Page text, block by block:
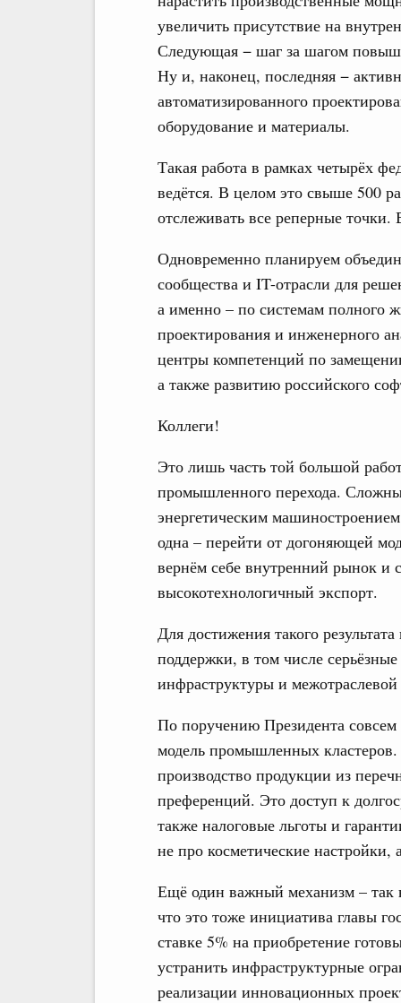
увеличить присутствие на
Следующая − шаг за шагом
Ну и, наконец, последняя −
автоматизирован­ного
оборудование и материалы.
Такая работа в рамках четырёх
ведётся. В целом это свыше 500
отслеживать все реперные
Одновременно планируем
сообщества и IT-отрасли для
а именно – по системам полного
проектирования и инженерного
центры компетенций по
а также развитию российского
Коллеги!
Это лишь часть той большой
промышленного перехода.
энергетическим
одна – перейти от догоняющей
вернём себе внутренний рынок и
высокотехнологичный экспорт.
Для достижения такого
поддержки, в том числе
инфраструктуры и
По поручению Президента совсем
модель промышленных
производство продукции из
преференций. Это доступ к
также налоговые льготы и
не про косметические
Ещё один важный механизм – так
что это тоже инициатива главы
ставке 5% на приобретение
устранить инфраструктурные
реализации инновационных